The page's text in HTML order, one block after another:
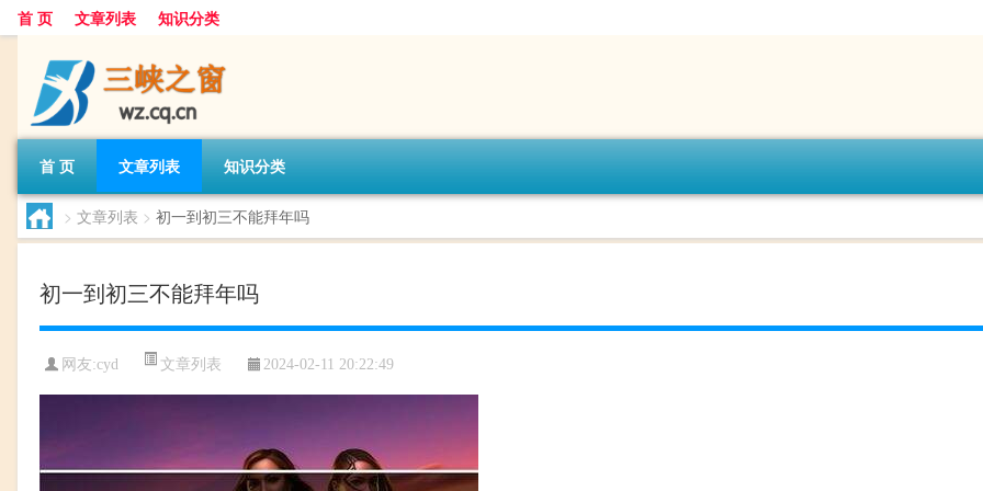
首 页 文章列表 知识分类
首 页 文章列表 知识分类
> 文章列表 > 初一到初三不能拜年吗
初一到初三不能拜年吗
网友:cyd 文章列表 2024-02-11 20:22:49